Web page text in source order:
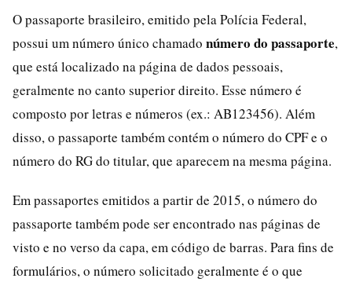
O passaporte brasileiro, emitido pela Polícia Federal,
possui um número único chamado número do passaporte,
que está localizado na página de dados pessoais,
geralmente no canto superior direito. Esse número é
composto por letras e números (ex.: AB123456). Além
disso, o passaporte também contém o número do CPF e o
número do RG do titular, que aparecem na mesma página.
Em passaportes emitidos a partir de 2015, o número do
passaporte também pode ser encontrado nas páginas de
visto e no verso da capa, em código de barras. Para fins de
formulários, o número solicitado geralmente é o que